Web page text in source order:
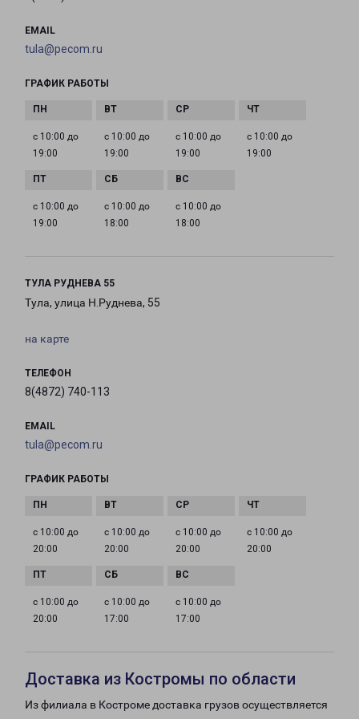
EMAIL
tula@pecom.ru
ГРАФИК РАБОТЫ
с 10:00 до
19:00
с 10:00 до
19:00
с 10:00 до
19:00
с 10:00 до
19:00
с 10:00 до
19:00
с 10:00 до
18:00
с 10:00 до
18:00
ТУЛА РУДНЕВА 55
Тула, улица Н.Руднева, 55
на карте
ТЕЛЕФОН
8(4872) 740-113
EMAIL
tula@pecom.ru
ГРАФИК РАБОТЫ
с 10:00 до
20:00
с 10:00 до
20:00
с 10:00 до
20:00
с 10:00 до
20:00
с 10:00 до
20:00
с 10:00 до
17:00
с 10:00 до
17:00
Доставка из Костромы по области
Из филиала в Костроме доставка грузов осуществляется